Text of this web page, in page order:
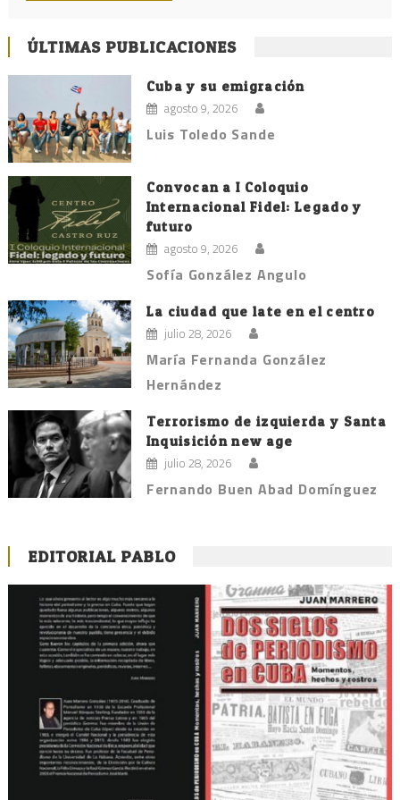
ÚLTIMAS PUBLICACIONES
Cuba y su emigración
agosto 9, 2026
Luis Toledo Sande
Convocan a I Coloquio
Internacional Fidel: Legado y
futuro
agosto 9, 2026
Sofía González Angulo
La ciudad que late en el centro
julio 28, 2026
María Fernanda González
Hernández
Terrorismo de izquierda y Santa
Inquisición new age
julio 28, 2026
Fernando Buen Abad Domínguez
EDITORIAL PABLO